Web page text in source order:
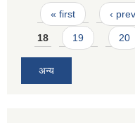
Pages
« first ‹
18 19 20
अन्य